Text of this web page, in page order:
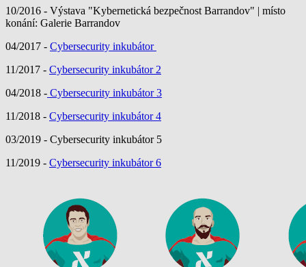
10/2016 - Výstava "Kybernetická bezpečnost Barrandov" | místo
konání: Galerie Barrandov
04/2017 - Cybersecurity inkubátor
11/2017 - Cybersecurity inkubátor 2
04/2018 - Cybersecurity inkubátor 3
11/2018 - Cybersecurity inkubátor 4
03/2019 - Cybersecurity inkubátor 5
11/2019 - Cybersecurity inkubátor 6